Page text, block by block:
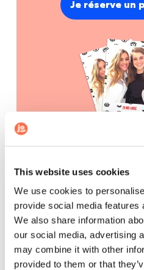
This website uses cookies
We use cookies to
provide social media features
We also share information
our social media, advertising
may combine it with other
provided to them or that
Je réserve un
2ème défi
“Exprimer une
Description du
Capturez une émotion
Votre objectif est
émotion à travers votre
faciale et, si vous le